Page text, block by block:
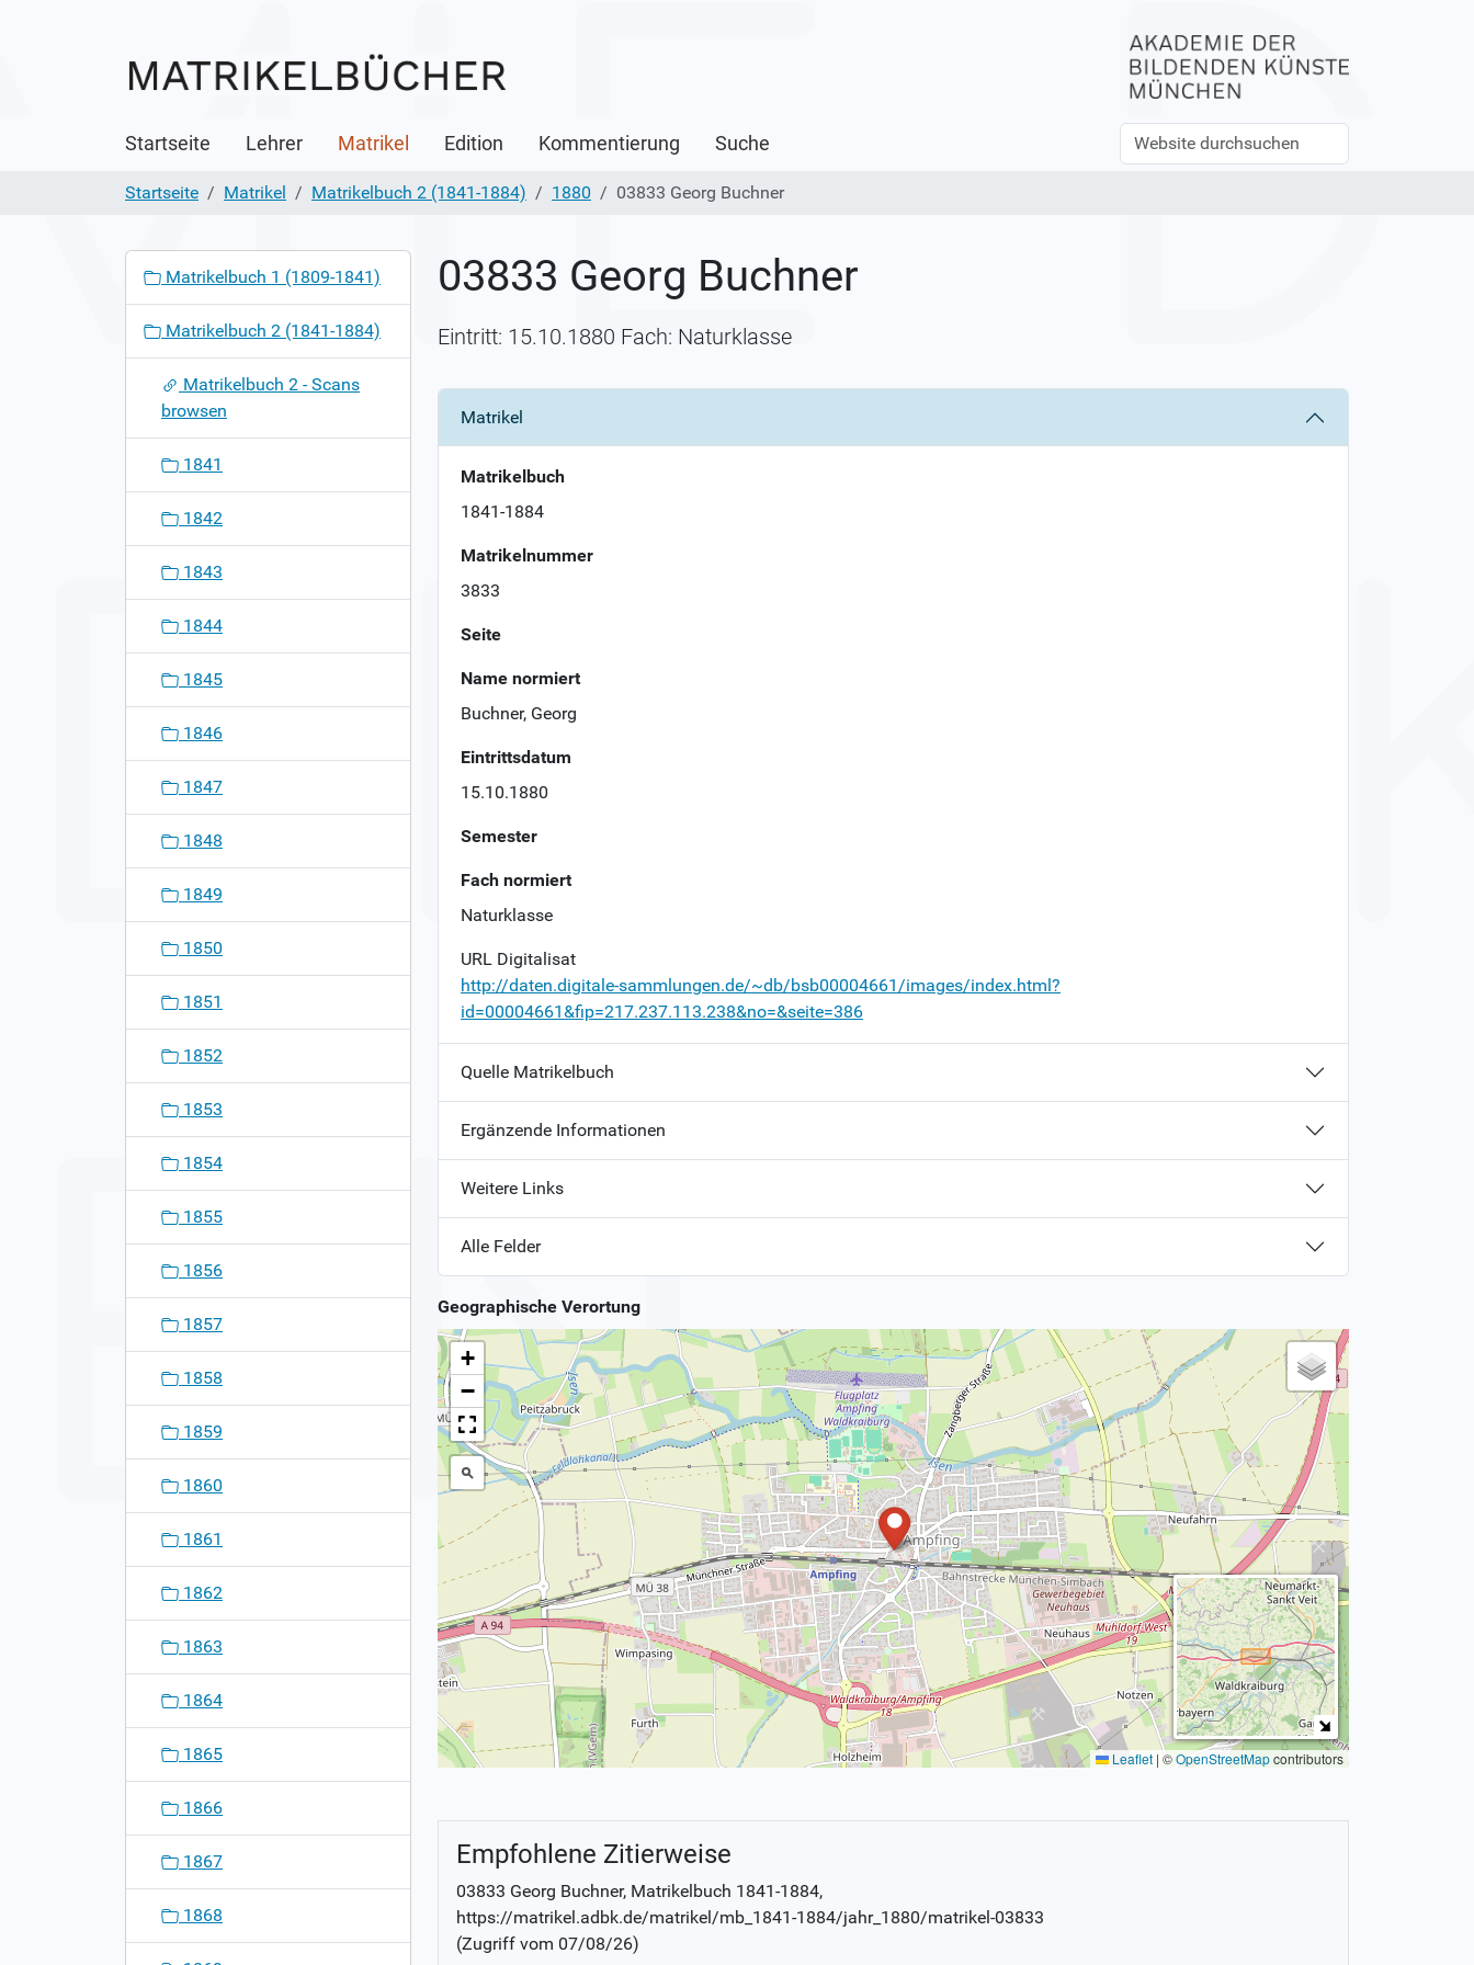
Startseite Lehrer Matrikel Edition Kommentierung Suche
Website
durchsuchen
Erweiterte
Suche…
Startseite
Matrikel Matrikelbuch 2 (1841-1884) 1880 03833 Georg Buchner
03833 Georg Buchner
Eintritt: 15.10.1880 Fach: Naturklasse
Matrikel
Matrikelbuch
1841-1884
Matrikelnummer
3833
Seite
Name normiert
Buchner, Georg
Eintrittsdatum
15.10.1880
Semester
Fach normiert
Naturklasse
URL Digitalisat
http://daten.digitale-sammlungen.de/~db/bsb00004661/images/index.html?
id=00004661&fip=217.237.113.238&no=&seite=386
Quelle Matrikelbuch
Ergänzende Informationen
Weitere Links
Alle Felder
Geographische Verortung
+
−
Leaflet | ©OpenStreetMapcontributors
Empfohlene Zitierweise
03833 Georg Buchner, Matrikelbuch 1841-1884,
https://matrikel.adbk.de/matrikel/mb_1841-1884/jahr_1880/matrikel-03833
(Zugriff vom 07/08/26)
n
Matrikelbuch 1 (1809-1841)
Matrikelbuch 2 (1841-1884)
Matrikelbuch 2 - Scans
browsen
1841
1842
1843
1844
1845
1846
1847
1848
1849
1850
1851
1852
1853
1854
1855
1856
1857
1858
1859
1860
1861
1862
1863
1864
1865
1866
1867
1868